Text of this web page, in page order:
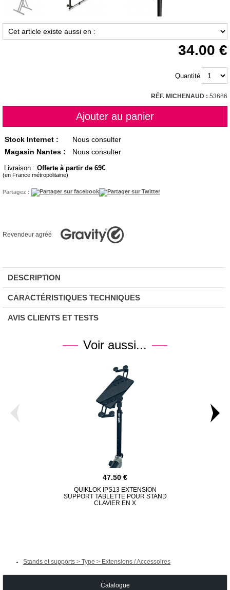
34.00
Quantité
RÉF. MICHENAUD : 53686
Stock Internet :
Nous consulter
Magasin Nantes :
Nous consulter
Livraison : Offerte à partir de 69
(en France métropolitaine)
Partagez :
Revendeur agréé
DESCRIPTION
CARACTÉRISTIQUES TECHNIQUES
AVIS CLIENTS ET TESTS
Voir aussi...
47.50
QUIKLOK IPS13 EXTENSION
SUPPORT TABLETTE POUR STAND
CLAVIER EN X
Stands et supports > Type > Extensions / Accessoires
Catalogue